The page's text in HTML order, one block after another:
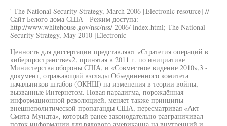
' The National Security Strategy, March 2006 [Electronic resource] //
Сайт Белого дома США - Режим доступа:
http://www.whitehouse.gov/nsc/nss/ 2006/ index.html; The National
Security Strategy, May 2010 [Electronic
Ценность для диссертации представляют «Стратегия операций в
киберпространстве»2, принятая в 2011 г. по инициативе
Министерства обороны США, и «Совместное видение 2010»,3 -
документ, отражающий взгляды Объединенного комитета
начальников штабов (ОКНШ) на изменения в теории войны,
вызванные Интернетом. Новая парадигма, порождённая
информационной революцией, меняет также принципы
внешнеполитической пропаганды США, пересматривая «Акт
Смита-Мундта», который ранее законодательно разграничивал